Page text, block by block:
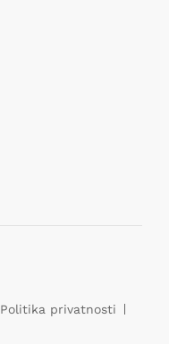
Politika privatnosti